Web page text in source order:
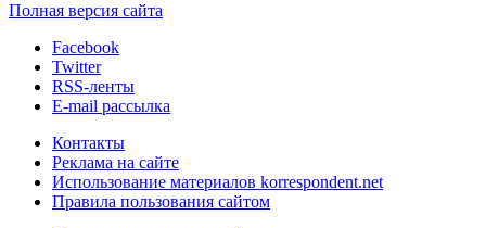
Полная версия сайта
Facebook
Twitter
RSS-ленты
E-mail рассылка
Контакты
Реклама на сайте
Использование материалов korrespondent.net
Правила пользования сайтом